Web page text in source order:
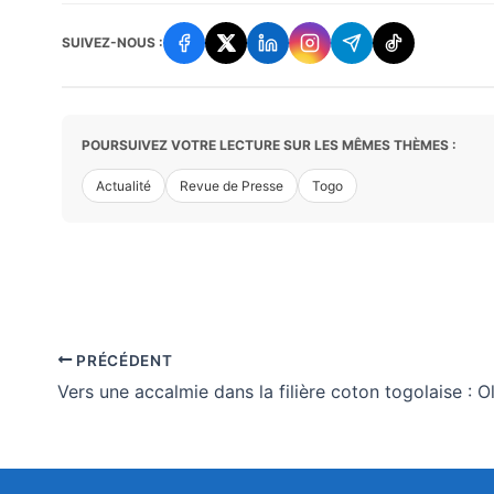
SUIVEZ-NOUS :
POURSUIVEZ VOTRE LECTURE SUR LES MÊMES THÈMES :
Actualité Revue de Presse Togo
PRÉCÉDENT